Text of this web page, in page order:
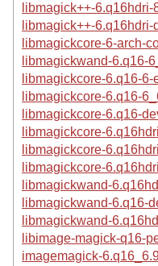
libmagick++-
libmagick++-
libmagickcore-6-arch-
libmagickwand-6.q16-
libmagickcore-6.q16-
libmagickcore-6.q16-
libmagickcore-6.q16-
libmagickcore-
libmagickcore-
libmagickcore-
libmagickwand-
libmagickwand-6.q16-
libmagickwand-
libimage-magick-q16-
imagemagick-